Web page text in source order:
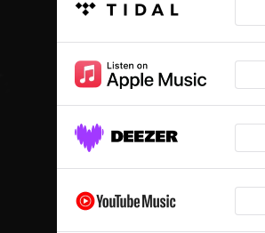
Panna wyniosła
Stopa R.I.P.